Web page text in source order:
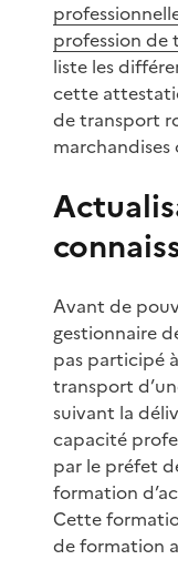
profession
liste les
cette
de transport
marchandises
Avant de
gestionnaire
pas participé
transport
suivant la
capacité
par le préfet
formation
Cette
de formation